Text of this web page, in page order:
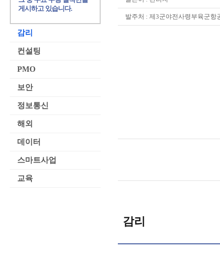
발주처 : 제3군야전사령부육군항
게시하고 있습니다.
감리
컨설팅
PMO
보안
정보통신
해외
데이터
스마트사업
교육
감리